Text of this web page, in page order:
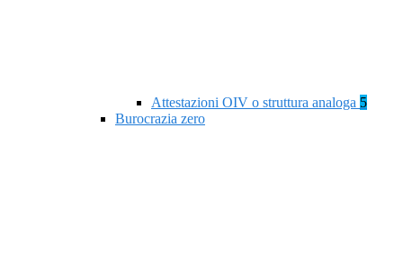
Attestazioni OIV o struttura analoga 5
Burocrazia zero